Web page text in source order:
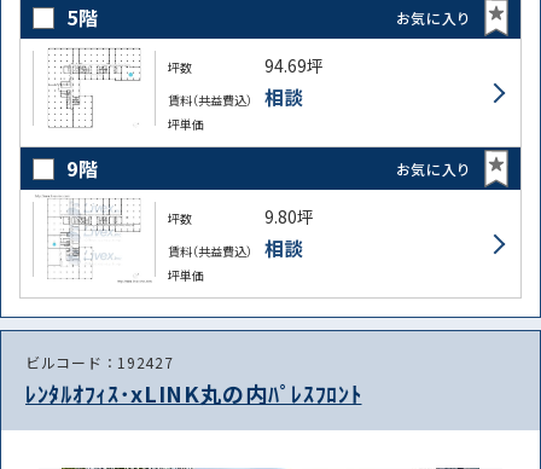
5階 お気に入り
坪数 94.69坪
賃料（共益費込） 相談
坪単価
9階 お気に入り
坪数 9.80坪
賃料（共益費込） 相談
坪単価
ビルコード：192427
ﾚﾝﾀﾙｵﾌｨｽ･xLINK丸の内ﾊﾟﾚｽﾌﾛﾝﾄ